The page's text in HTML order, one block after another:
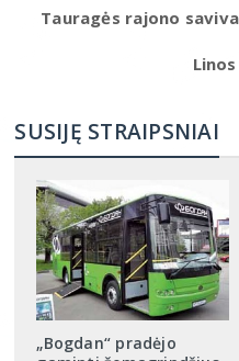
Tauragės rajono
SUSIJĘ STRAIPSNIAI
„Bogdan“ pradėjo